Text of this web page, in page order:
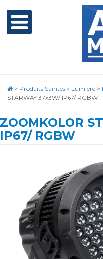
> Produits Saintes > Lumière >
STARWAY 37x3W/ IP67/ RGBW
ZOOMKOLOR
IP67/ RGBW